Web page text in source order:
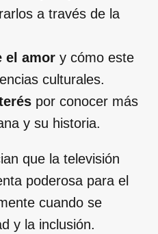
a través de la
el amor y cómo este
culturales.
por conocer más
y su historia.
que la televisión
poderosa para el
cuando se
y la inclusión.